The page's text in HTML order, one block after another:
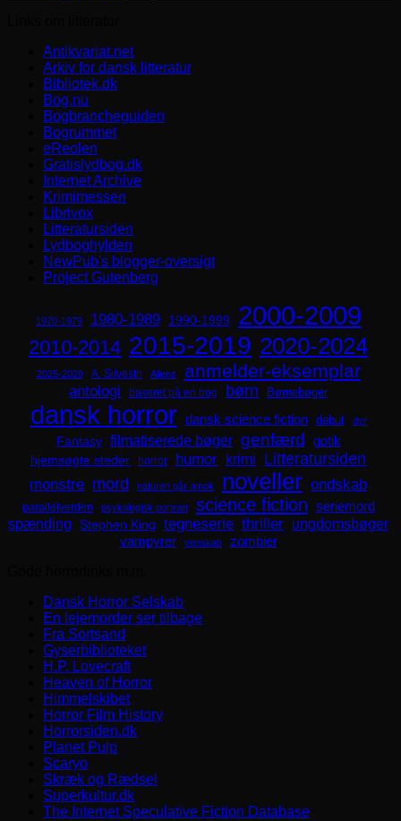
Antikvariat.net
Arkiv for dansk litteratur
Bibliotek.dk
Bog.nu
Bogbrancheguiden
Bogrummet
eReolen
Gratislydbog.dk
Internet Archive
Krimimessen
Librivox
Litteratursiden
Lydboghylden
NewPub's blogger-oversigt
Project Gutenberg
1970-1979 1980-1989 1990-1999 2000-2009
2010-2014 2015-2019 2020-2024
2025-2029 A. Silvestri Aliens anmelder-eksemplar
antologi baseret på en bog børn Børnebøger
dansk horror dansk science fiction debut dyr
Fantasy filmatiserede bøger genfærd
gotik
hjemsøgte steder
horror humor krimi Litteratursiden
monstre mord naturen går amok noveller ondskab
parallelverden psykologisk portræt science fiction seriemord
spænding Stephen King tegneserie thriller ungdomsbøger
vampyrer venskab
zombier
Dansk Horror Selskab
En lejemorder ser tilbage
Fra Sortsand
Gyserbiblioteket
H.P. Lovecraft
Heaven of Horror
Himmelskibet
Horror Film History
Horrorsiden.dk
Planet Pulp
Scaryo
Skræk og Rædsel
Superkultur.dk
The Internet Speculative Fiction Database